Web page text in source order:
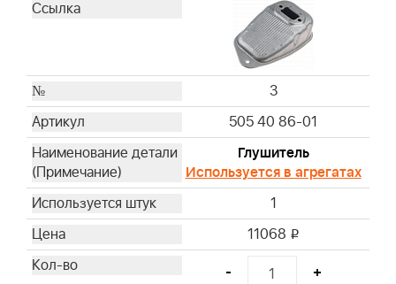
3
505 40 86-01
Глушитель
Используется в агрегатах
1
11068 i
- +